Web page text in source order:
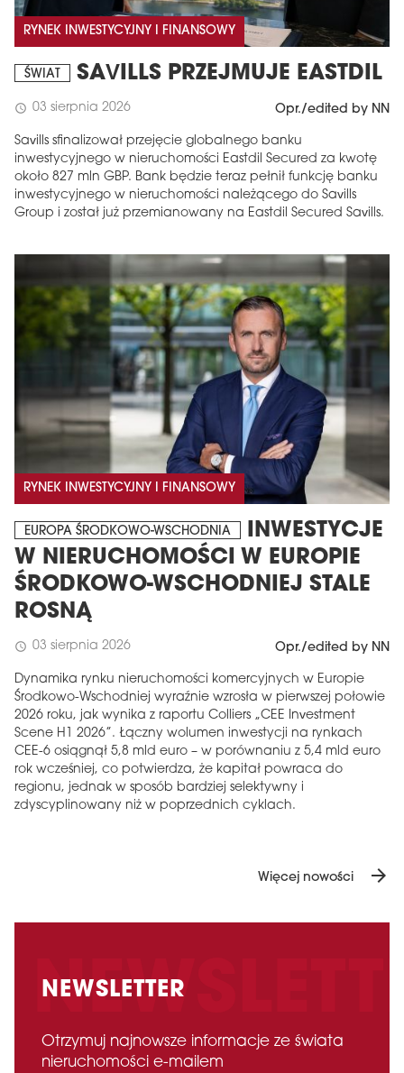
RYNEK INWESTYCYJNY I FINANSOWY
ŚWIAT SAVILLS PRZEJMUJE EASTDIL
schedule 03 sierpnia 2026 Opr./edited by NN
Savills sfinalizował przejęcie globalnego banku
inwestycyjnego w nieruchomości Eastdil Secured za kwotę
około 827 mln GBP. Bank będzie teraz pełnił funkcję banku
inwestycyjnego w nieruchomości należącego do Savills
Group i został już przemianowany na Eastdil Secured Savills.
RYNEK INWESTYCYJNY I FINANSOWY
EUROPA ŚRODKOWO-WSCHODNIA
INWESTYCJE
W NIERUCHOMOŚCI W EUROPIE
ŚRODKOWO-WSCHODNIEJ STALE
ROSNĄ
schedule 03 sierpnia 2026 Opr./edited by NN
Dynamika rynku nieruchomości komercyjnych w Europie
Środkowo-Wschodniej wyraźnie wzrosła w pierwszej połowie
2026 roku, jak wynika z raportu Colliers „CEE Investment
Scene H1 2026”. Łączny wolumen inwestycji na rynkach
CEE-6 osiągnął 5,8 mld euro – w porównaniu z 5,4 mld euro
rok wcześniej, co potwierdza, że ​​kapitał powraca do
regionu, jednak w sposób bardziej selektywny i
zdyscyplinowany niż w poprzednich cyklach.
Więcej nowości arrow_forward
NEWSLETTER
Otrzymuj najnowsze informacje ze świata
nieruchomości e-mailem